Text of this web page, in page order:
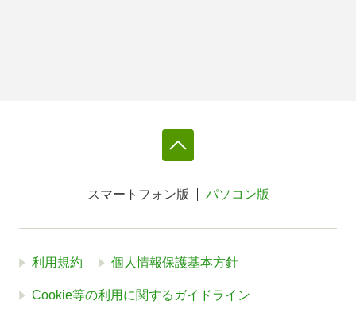
スマートフォン版 パソコン版
利用規約 個人情報保護基本方針
Cookie等の利用に関するガイドライン